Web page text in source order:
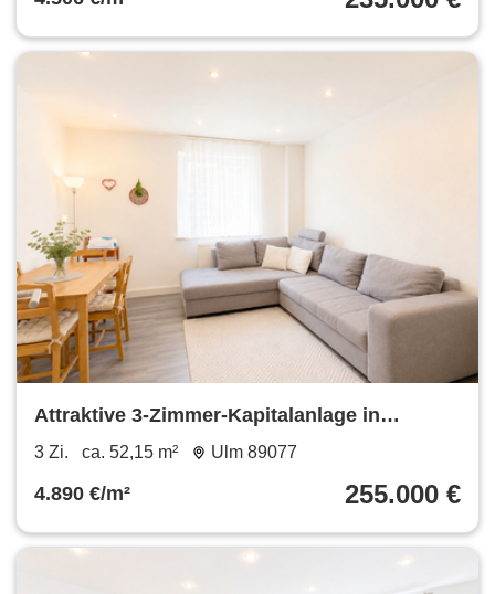
Attraktive 3-Zimmer-Kapitalanlage in
zentraler Lage
3 Zi. ca. 52,15 m² Ulm 89077
4.890 €/m² 255.000 €